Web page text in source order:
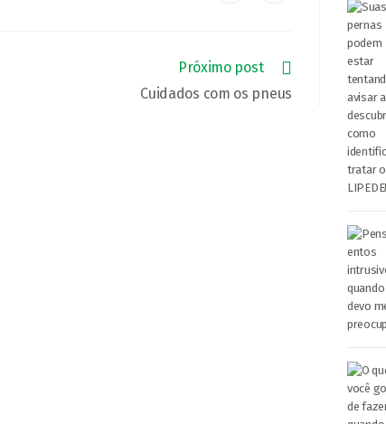
Próximo post
Cuidados com os pneus